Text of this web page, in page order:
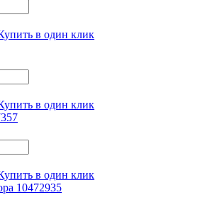
в один клик
в один клик
в один клик
10472935